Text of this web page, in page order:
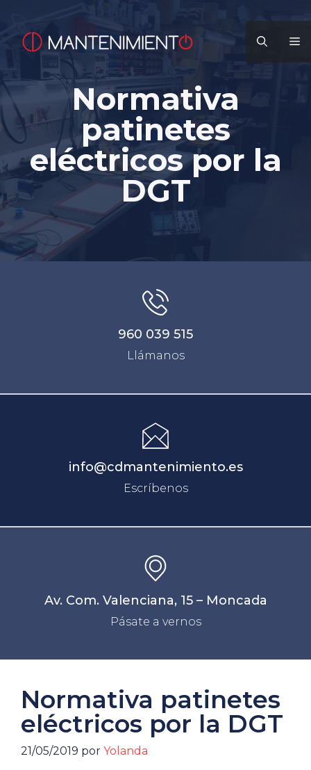
contenido
Normativa
patinetes
eléctricos por la
DGT
960 039 515
Llámanos
info@cdmantenimiento.es
Escríbenos
Av. Com. Valenciana, 15 – Moncada
Pásate a vernos
Normativa patinetes
eléctricos por la DGT
21/05/2019 por Yolanda